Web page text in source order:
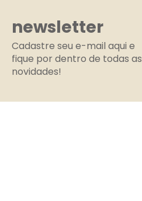
newsletter
Cadastre seu e-mail aqui e
fique por dentro de todas as
novidades!